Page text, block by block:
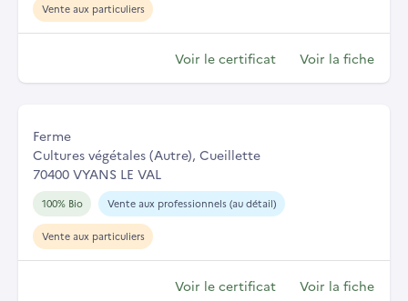
Vente aux particuliers
Voir le certificat Voir la fiche
Ferme
Cultures végétales (Autre), Cueillette
70400 VYANS LE VAL
100% Bio Vente aux professionnels (au détail)
Vente aux particuliers
Voir le certificat Voir la fiche